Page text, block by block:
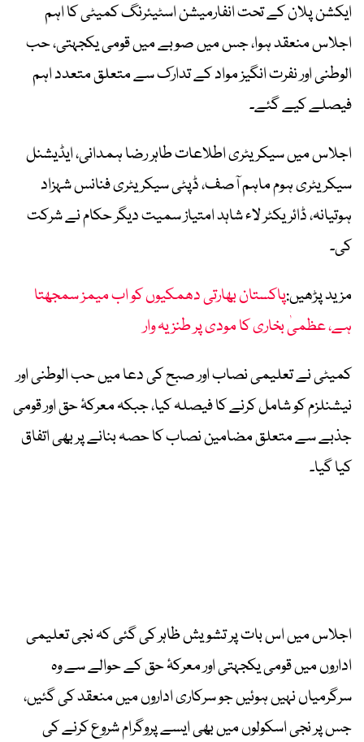
ایکشن پلان کے تحت انفارمیشن اسٹیئرنگ کمیٹی کا اہم
اجلاس منعقد ہوا، جس میں صوبے میں قومی یکجہتی، حب
الوطنی اور نفرت انگیز مواد کے تدارک سے متعلق متعدد اہم
فیصلے کیے گئے۔
اجلاس میں سیکریٹری اطلاعات طاہر رضا ہمدانی، ایڈیشنل
سیکریٹری ہوم ماہم آصف، ڈپٹی سیکریٹری فنانس شہزاد
ہوتیانہ، ڈائریکٹر لاء شاہد امتیاز سمیت دیگر حکام نے شرکت
کی۔
مزید پڑھیں:پاکستان بھارتی دھمکیوں کو اب میمز سمجھتا
ہے، عظمیٰ بخاری کا مودی پر طنزیہ وار
کمیٹی نے تعلیمی نصاب اور صبح کی دعا میں حب الوطنی اور
نیشنلزم کو شامل کرنے کا فیصلہ کیا، جبکہ معرکۂ حق اور قومی
جذبے سے متعلق مضامین نصاب کا حصہ بنانے پر بھی اتفاق
کیا گیا۔
اجلاس میں اس بات پر تشویش ظاہر کی گئی کہ نجی تعلیمی
اداروں میں قومی یکجہتی اور معرکۂ حق کے حوالے سے وہ
سرگرمیاں نہیں ہوئیں جو سرکاری اداروں میں منعقد کی گئیں،
جس پر نجی اسکولوں میں بھی ایسے پروگرام شروع کرنے کی